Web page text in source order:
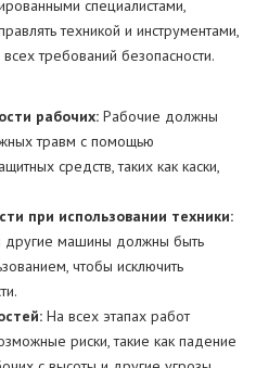
специалистами,
техникой и инструментами,
требований безопасности.
рабочих: Рабочие должны
травм с помощью
средств, таких как каски,
при использовании техники:
другие машины должны быть
чтобы исключить
На всех этапах работ
риски, такие как падение